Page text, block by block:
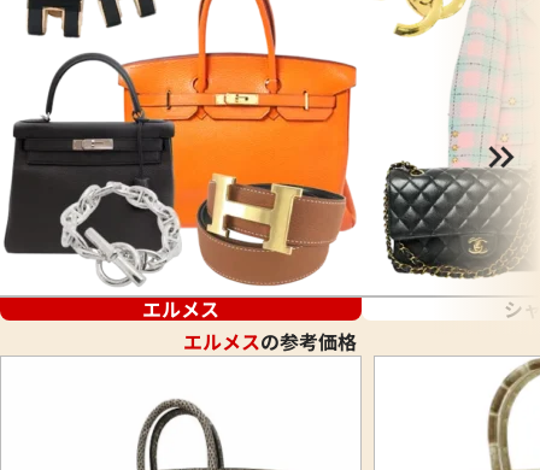
ラ行
ワ行
エルメス
シ
エルメスの参考価格